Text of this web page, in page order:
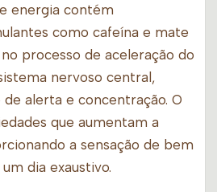
energia contém
como cafeína e mate
processo de aceleração do
nervoso central,
alerta e concentração. O
que aumentam a
a sensação de bem
dia exaustivo.